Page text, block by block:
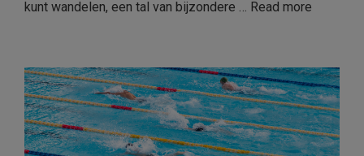
kunt wandelen, een tal van bijzondere … Read more